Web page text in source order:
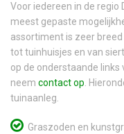
Voor iedereen in de regio
meest gepaste
assortiment is zeer breed
tot tuinhuisjes en van
op de onderstaande
neem contact op .
tuinaanleg.
Graszoden en